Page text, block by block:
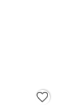
favorite_border